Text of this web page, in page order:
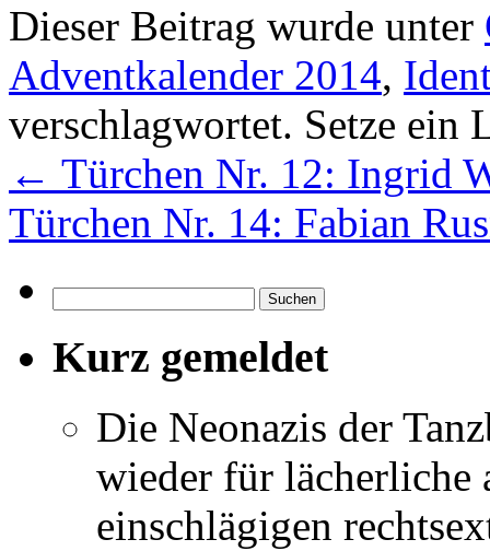
Dieser Beitrag wurde unter
Adventkalender 2014,
verschlagwortet. Setze ein
← Türchen Nr. 12: Ingrid
Türchen Nr. 14: Fabian
nach:
Kurz gemeldet
Die Neonazis der
wieder für lächerliche
einschlägigen